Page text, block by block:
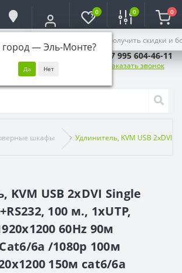
город —Эль-Монте?
Войдите, чтобы получить скидки и
0 0 0
+7 995 604-46-11
Заказать звонок
шкафы Удлинитель, KVM USB 2xDVI
KVM USB 2xDVI Single
100 м., 1xUTP,
60Hz 90м
6a /1080p 100м
150м cat6/6a